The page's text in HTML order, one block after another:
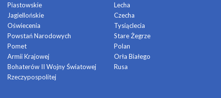
Piastowskie
Jagiellońskie
Oświecenia
Powstań Narodowych
Pomet
Armii Krajowej
Bohaterów II Wojny Światowej
Rzeczypospolitej
Lecha
Czecha
Tysiąclecia
Stare Żegrze
Polan
Orła Białego
Rusa